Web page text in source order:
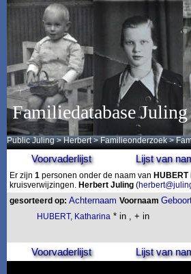
Familiedatabase Juling
Public Juling >Herbert >Familieonderzoek >
Voorvaderlijst Lijst van
Er zijn 1 personen onder de naam van HUBERT
kruisverwijzingen. Herbert Juling (
gesorteerd op: Achternaam Voornaam
HUBERT, Katharina * in , + in
Voorvaderlijst Lijst van